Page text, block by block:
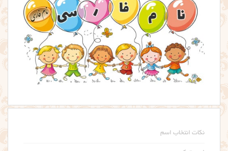
نکات انتخاب اسم